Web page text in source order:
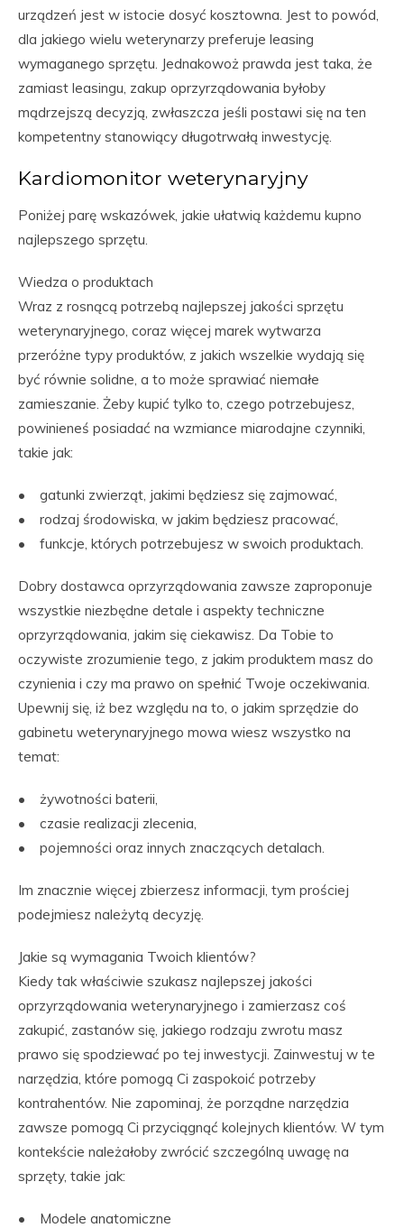
urządzeń jest w istocie dosyć kosztowna. Jest to powód,
dla jakiego wielu weterynarzy preferuje leasing
wymaganego sprzętu. Jednakowoż prawda jest taka, że
zamiast leasingu, zakup oprzyrządowania byłoby
mądrzejszą decyzją, zwłaszcza jeśli postawi się na ten
kompetentny stanowiący długotrwałą inwestycję.
Kardiomonitor weterynaryjny
Poniżej parę wskazówek, jakie ułatwią każdemu kupno
najlepszego sprzętu.
Wiedza o produktach
Wraz z rosnącą potrzebą najlepszej jakości sprzętu
weterynaryjnego, coraz więcej marek wytwarza
przeróżne typy produktów, z jakich wszelkie wydają się
być równie solidne, a to może sprawiać niemałe
zamieszanie. Żeby kupić tylko to, czego potrzebujesz,
powinieneś posiadać na wzmiance miarodajne czynniki,
takie jak:
• gatunki zwierząt, jakimi będziesz się zajmować,
• rodzaj środowiska, w jakim będziesz pracować,
• funkcje, których potrzebujesz w swoich produktach.
Dobry dostawca oprzyrządowania zawsze zaproponuje
wszystkie niezbędne detale i aspekty techniczne
oprzyrządowania, jakim się ciekawisz. Da Tobie to
oczywiste zrozumienie tego, z jakim produktem masz do
czynienia i czy ma prawo on spełnić Twoje oczekiwania.
Upewnij się, iż bez względu na to, o jakim sprzędzie do
gabinetu weterynaryjnego mowa wiesz wszystko na
temat:
• żywotności baterii,
• czasie realizacji zlecenia,
• pojemności oraz innych znaczących detalach.
Im znacznie więcej zbierzesz informacji, tym prościej
podejmiesz należytą decyzję.
Jakie są wymagania Twoich klientów?
Kiedy tak właściwie szukasz najlepszej jakości
oprzyrządowania weterynaryjnego i zamierzasz coś
zakupić, zastanów się, jakiego rodzaju zwrotu masz
prawo się spodziewać po tej inwestycji. Zainwestuj w te
narzędzia, które pomogą Ci zaspokoić potrzeby
kontrahentów. Nie zapominaj, że porządne narzędzia
zawsze pomogą Ci przyciągnąć kolejnych klientów. W tym
kontekście należałoby zwrócić szczególną uwagę na
sprzęty, takie jak:
• Modele anatomiczne